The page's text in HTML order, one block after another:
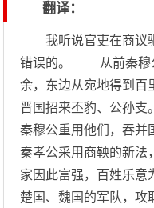
翻译：
我听说官吏在商议
错误的。 从前秦穆公
余，东边从宛地得到百
晋国招来丕豹、公孙支
秦穆公重用他们，吞并
秦孝公采用商鞅的新法
家因此富强，百姓乐意
楚国、魏国的军队，攻